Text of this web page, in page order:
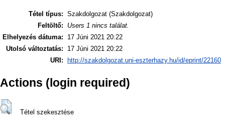
Tétel típus: Szakdolgozat (Szakdolgozat)
Feltöltő:
Users 1 nincs találat.
Elhelyezés dátuma:
17 Júni 2021 20:22
Utolsó változtatás:
17 Júni 2021 20:22
URI:
http://szakdolgozat.uni-eszterhazy.hu/id/eprint/22160
Actions (login required)
Tétel szekesztése